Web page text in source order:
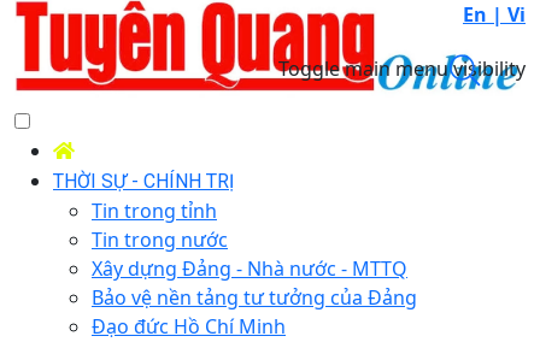
En | Vi
Toggle main menu visibility
THỜI SỰ - CHÍNH TRỊ
Tin trong tỉnh
Tin trong nước
Xây dựng Đảng - Nhà nước - MTTQ
Bảo vệ nền tảng tư tưởng của Đảng
Đạo đức Hồ Chí Minh